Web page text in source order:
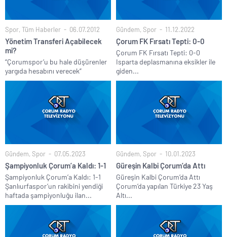
Spor, Tüm Haberler 06.07.2012
Yönetim Transferi Açabilecek
mi?
“Çorumspor’u bu hale düşürenler
yargıda hesabını verecek”
Gündem, Spor 11.12.2022
Çorum FK Fırsatı Tepti: 0-0
Çorum FK Fırsatı Tepti: 0-0
Isparta deplasmanına eksikler ile
giden...
Gündem, Spor 07.05.2023
Şampiyonluk Çorum’a Kaldı: 1-1
Şampiyonluk Çorum’a Kaldı: 1-1
Şanlıurfaspor’un rakibini yendiği
haftada şampiyonluğu ilan...
Gündem, Spor 10.01.2023
Güreşin Kalbi Çorum’da Attı
Güreşin Kalbi Çorum’da Attı
Çorum’da yapılan Türkiye 23 Yaş
Altı...